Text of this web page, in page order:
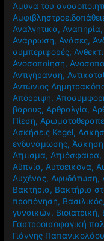
Άμυνα του
Αναλγητικά, Αναπηρία,
Ανάρρωση, Ανάσες,
συμπεριφορές,
Ανοσοποίηση,
Αντιγήρανση,
Αντώνιος
Απόρριψη,
βάρους, Αρθραλγία,
Πίεση,
Ασκήσεις Kegel,
ενδυνάμωσης, Άσκηση
Άτμισμα, Ατμόσφαιρα,
Αϋπνία, Αυτοεικόνα,
Αυχένας, Αφυδάτωση,
Βακτήρια, Βακτήρια
προπόνηση, Βασιλικός,
γυναικών, Βιοϊατρική,
Γαστροοισοφαγική
Γιάννης Παπανικολάου